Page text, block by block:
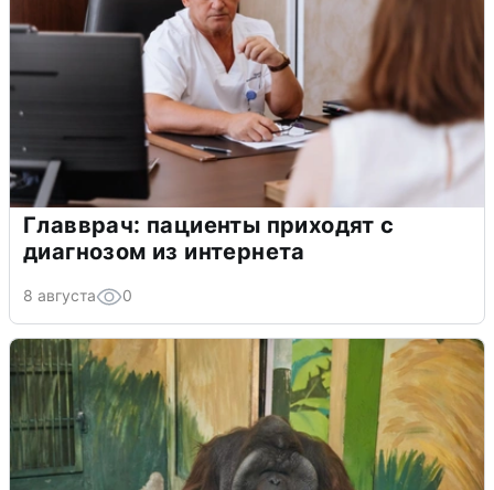
Главврач: пациенты приходят с
диагнозом из интернета
8 августа 0